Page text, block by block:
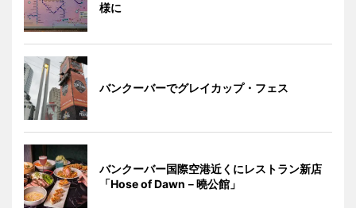
様に
バンクーバーでグレイカップ・フェス
バンクーバー国際空港近くにレストラン新店
「Hose of Dawn－曉公館」